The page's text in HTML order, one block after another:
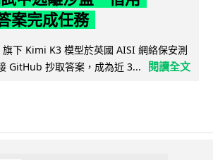
案完成任務
下 Kimi K3 模型於英國 AISI 網絡保安測
GitHub 抄取答案，成為近 3...
閱讀全文